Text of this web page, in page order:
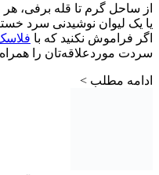
از ساحل گرم تا قله برفی،
یا یک لیوان نوشیدنی سرد
اگر فراموش نکنید که با
سردت موردعلاقه‌تان را همراه
ادامه مطلب >